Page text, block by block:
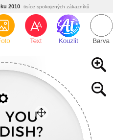
2010 tisíce spokojených zákazníků
žádná čína, barvy s certifikáty
vývoj, nejnovější technologie
expedujeme do 24h
výrobce, žádný zprostředkovatel
2010 tisíce spokojených zákazníků